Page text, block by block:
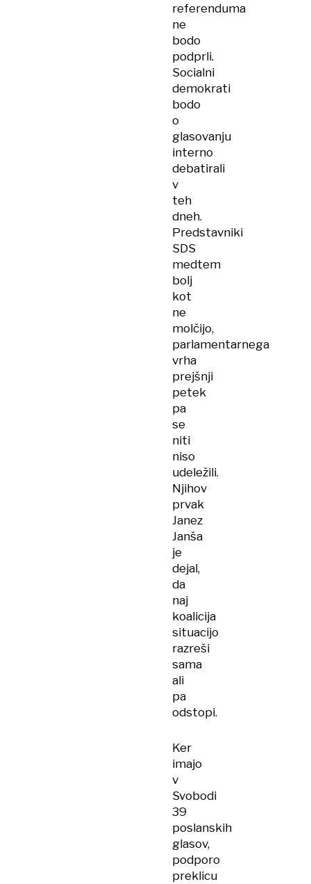
referenduma
ne
bodo
podprli.
Socialni
demokrati
bodo
o
glasovanju
interno
debatirali
v
teh
dneh.
Predstavniki
SDS
medtem
bolj
kot
ne
molčijo,
parlamentarnega
vrha
prejšnji
petek
pa
se
niti
niso
udeležili.
Njihov
prvak
Janez
Janša
je
dejal,
da
naj
koalicija
situacijo
razreši
sama
ali
pa
odstopi.
Ker
imajo
v
Svobodi
39
poslanskih
glasov,
podporo
preklicu